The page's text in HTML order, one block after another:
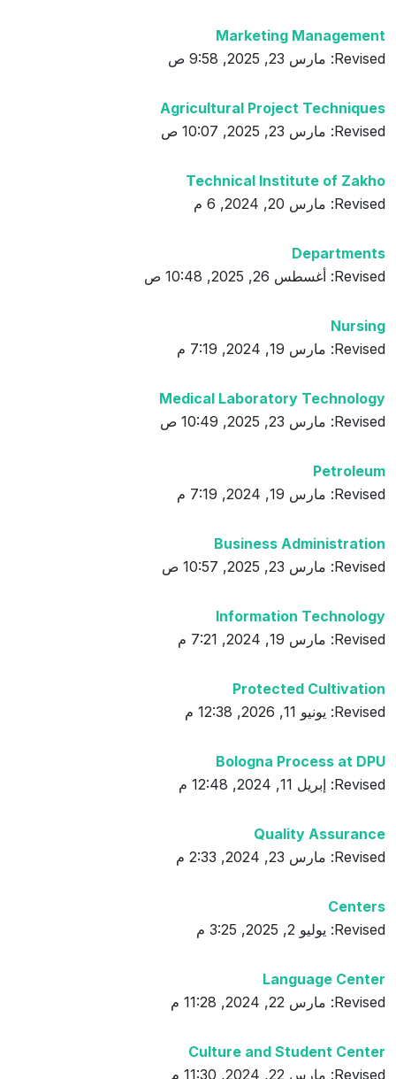
Marketing Management
Revised: مارس 23, 2025, 9:58 ص
Agricultural Project Techniques
Revised: مارس 23, 2025, 10:07 ص
Technical Institute of Zakho
Revised: مارس 20, 2024, 6 م
Departments
Revised: أغسطس 26, 2025, 10:48 ص
Nursing
Revised: مارس 19, 2024, 7:19 م
Medical Laboratory Technology
Revised: مارس 23, 2025, 10:49 ص
Petroleum
Revised: مارس 19, 2024, 7:19 م
Business Administration
Revised: مارس 23, 2025, 10:57 ص
Information Technology
Revised: مارس 19, 2024, 7:21 م
Protected Cultivation
Revised: يونيو 11, 2026, 12:38 م
Bologna Process at DPU
Revised: إبريل 11, 2024, 12:48 م
Quality Assurance
Revised: مارس 23, 2024, 2:33 م
Centers
Revised: يوليو 2, 2025, 3:25 م
Language Center
Revised: مارس 22, 2024, 11:28 م
Culture and Student Center
Revised: مارس 22, 2024, 11:30 م